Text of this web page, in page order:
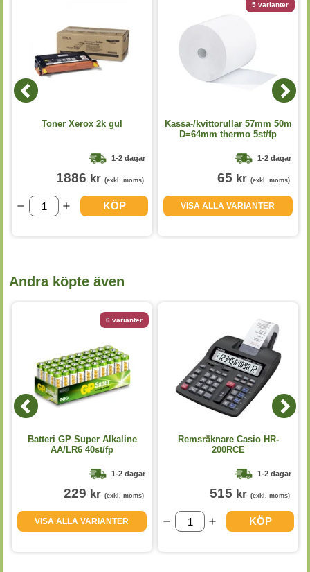
Toner Xerox 2k gul
1-2 dagar
1886 kr (exkl. moms)
KÖP
5 varianter
Kassa-/kvittorullar 57mm 50m
D=64mm thermo 5st/fp
1-2 dagar
65 kr (exkl. moms)
VISA ALLA VARIANTER
Andra köpte även
6 varianter
Batteri GP Super Alkaline
AA/LR6 40st/fp
1-2 dagar
229 kr (exkl. moms)
VISA ALLA VARIANTER
Remsräknare Casio HR-
200RCE
1-2 dagar
515 kr (exkl. moms)
KÖP